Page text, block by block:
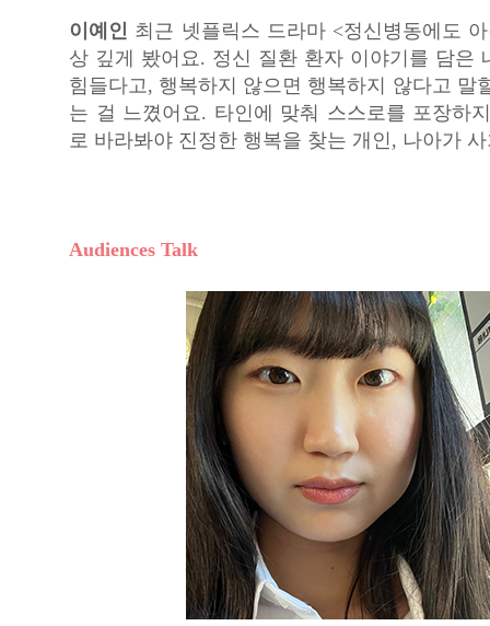
이예인 최근 넷플릭스 드라마 <정신병동에도
상 깊게 봤어요. 정신 질환 환자 이야기를 담은
힘들다고, 행복하지 않으면 행복하지 않다고 말
는 걸 느꼈어요. 타인에 맞춰 스스로를 포장하
로 바라봐야 진정한 행복을 찾는 개인, 나아가
Audiences Talk